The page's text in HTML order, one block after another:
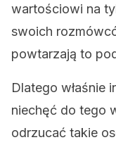
wartościowi na
swoich
powtarzają to
Dlatego właśnie
niechęć do tego
odrzucać takie